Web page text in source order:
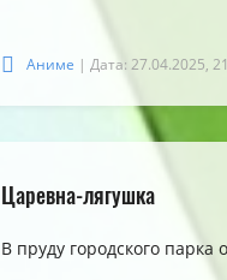
Аниме | Дата: 27.04.2025,
Царевна-лягушка
В пруду городского